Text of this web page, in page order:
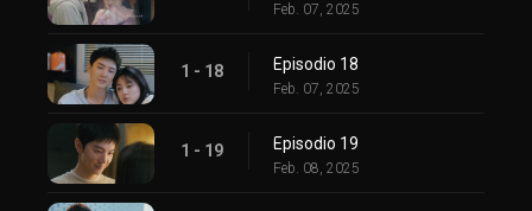
Feb. 07, 2025
1 - 18 Episodio 18
Feb. 07, 2025
1 - 19 Episodio 19
Feb. 08, 2025